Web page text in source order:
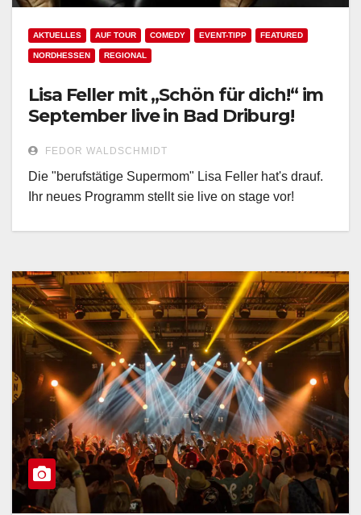
AKTUELLES AUF TOUR COMEDY EVENT-TIPP FEATURED
NORDHESSEN REGIONAL
Lisa Feller mit „Schön für dich!“ im
September live in Bad Driburg!
FEDOR WALDSCHMIDT
Die "berufstätige Supermom" Lisa Feller hat's drauf.
Ihr neues Programm stellt sie live on stage vor!